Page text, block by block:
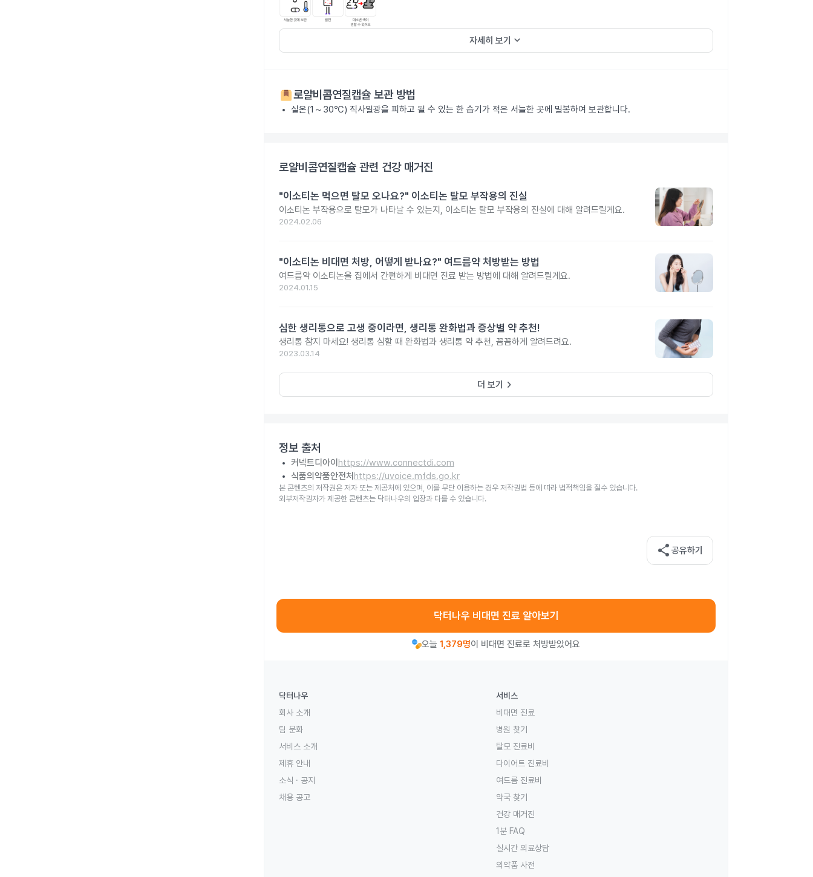
자세히 보기 keyboard_arrow_down
로얄비콤연질캡슐 보관 방법
실온(1～30℃) 직사일광을 피하고 될 수 있는 한 습기가 적은 서늘한 곳에 밀봉하여 보관합니다.
로얄비콤연질캡슐 관련 건강 매거진
"이소티논 먹으면 탈모 오나요?" 이소티논 탈모 부작용의 진실
이소티논 부작용으로 탈모가 나타날 수 있는지, 이소티논 탈모 부작용의 진실에 대해 알려드릴게요.
2024.02.06
"이소티논 비대면 처방, 어떻게 받나요?" 여드름약 처방받는 방법
여드름약 이소티논을 집에서 간편하게 비대면 진료 받는 방법에 대해 알려드릴게요.
2024.01.15
심한 생리통으로 고생 중이라면, 생리통 완화법과 증상별 약 추천!
생리통 참지 마세요! 생리통 심할 때 완화법과 생리통 약 추천, 꼼꼼하게 알려드려요.
2023.03.14
더 보기 keyboard_arrow_right
정보 출처
커넥트디아이 https://www.connectdi.com
식품의약품안전처 https://uvoice.mfds.go.kr
본 콘텐츠의 저작권은 저자 또는 제공처에 있으며, 이를 무단 이용하는 경우 저작권법 등에 따라 법적책임을 질수 있습니다.
외부저작권자가 제공한 콘텐츠는 닥터나우의 입장과 다를 수 있습니다.
share 공유하기
닥터나우 비대면 진료 알아보기
오늘 1,379명이 비대면 진료로 처방받았어요
닥터나우
회사 소개
팀 문화
서비스 소개
제휴 안내
소식 · 공지
채용 공고
서비스
비대면 진료
병원 찾기
탈모 진료비
다이어트 진료비
여드름 진료비
약국 찾기
건강 매거진
1분 FAQ
실시간 의료상담
의약품 사전